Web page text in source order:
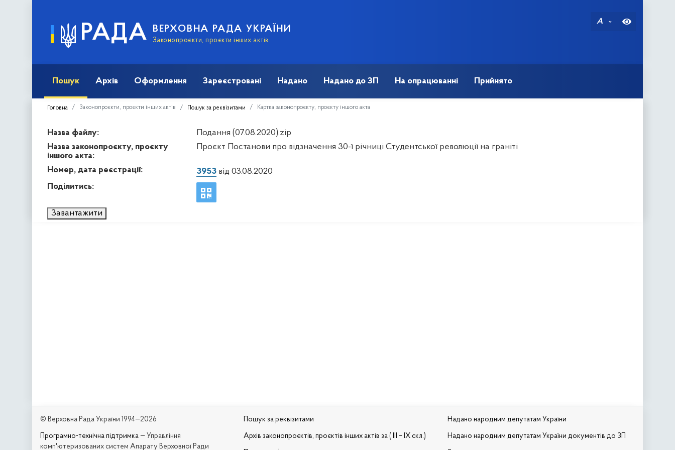
РАДА ВЕРХОВНА РАДА УКРАЇНИ
Законопроєкти, проєкти інших актів
A
Пошук Архів Оформлення Зареєстровані Надано Надано до ЗП На опрацюванні Прийнято
Головна Законопроєкти, проєкти інших актів Пошук за реквізитами Картка законопроєкту, проєкту іншого акта
Назва файлу:
Подання (07.08.2020).zip
Назва законопроєкту, проєкту
іншого акта:
Проєкт Постанови про відзначення 30-ї річниці Студентської революції на граніті
Номер, дата реєстрації: 3953від 03.08.2020
Поділитись:
Завантажити
© Верховна Рада України 1994—2026
Програмно-технічна підтримка — Управління
комп'ютеризованих систем Апарату Верховної Ради
Пошук за реквізитами
Архів законопроєктів, проєктів інших актів за ( III – IX скл.)
Надано народним депутатам України
Надано народним депутатам України документів до ЗП